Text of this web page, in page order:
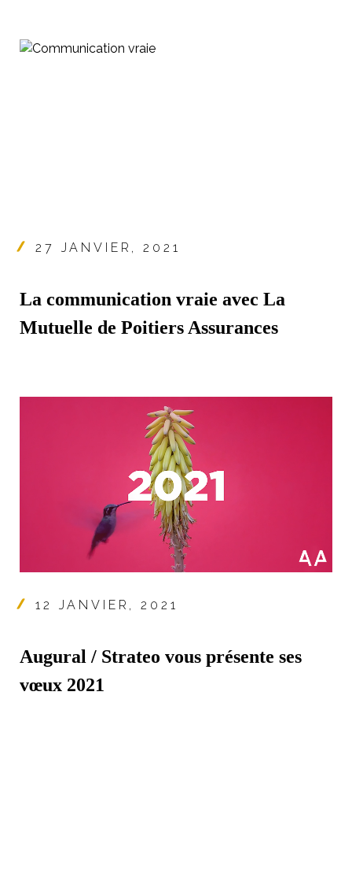
27 JANVIER, 2021
La communication vraie avec La
Mutuelle de Poitiers Assurances
12 JANVIER, 2021
Augural / Strateo vous présente ses
vœux 2021